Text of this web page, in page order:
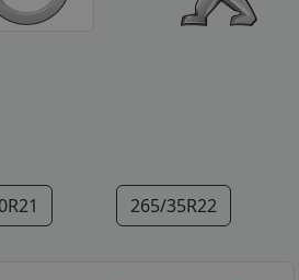
265/35R22